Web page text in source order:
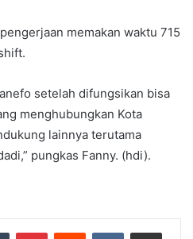
memakan waktu 715
setelah difungsikan bisa
menghubungkan Kota
lainnya terutama
pungkas Fanny. (hdi).
Tumblr PinterestReddit VKontakteShare via Email